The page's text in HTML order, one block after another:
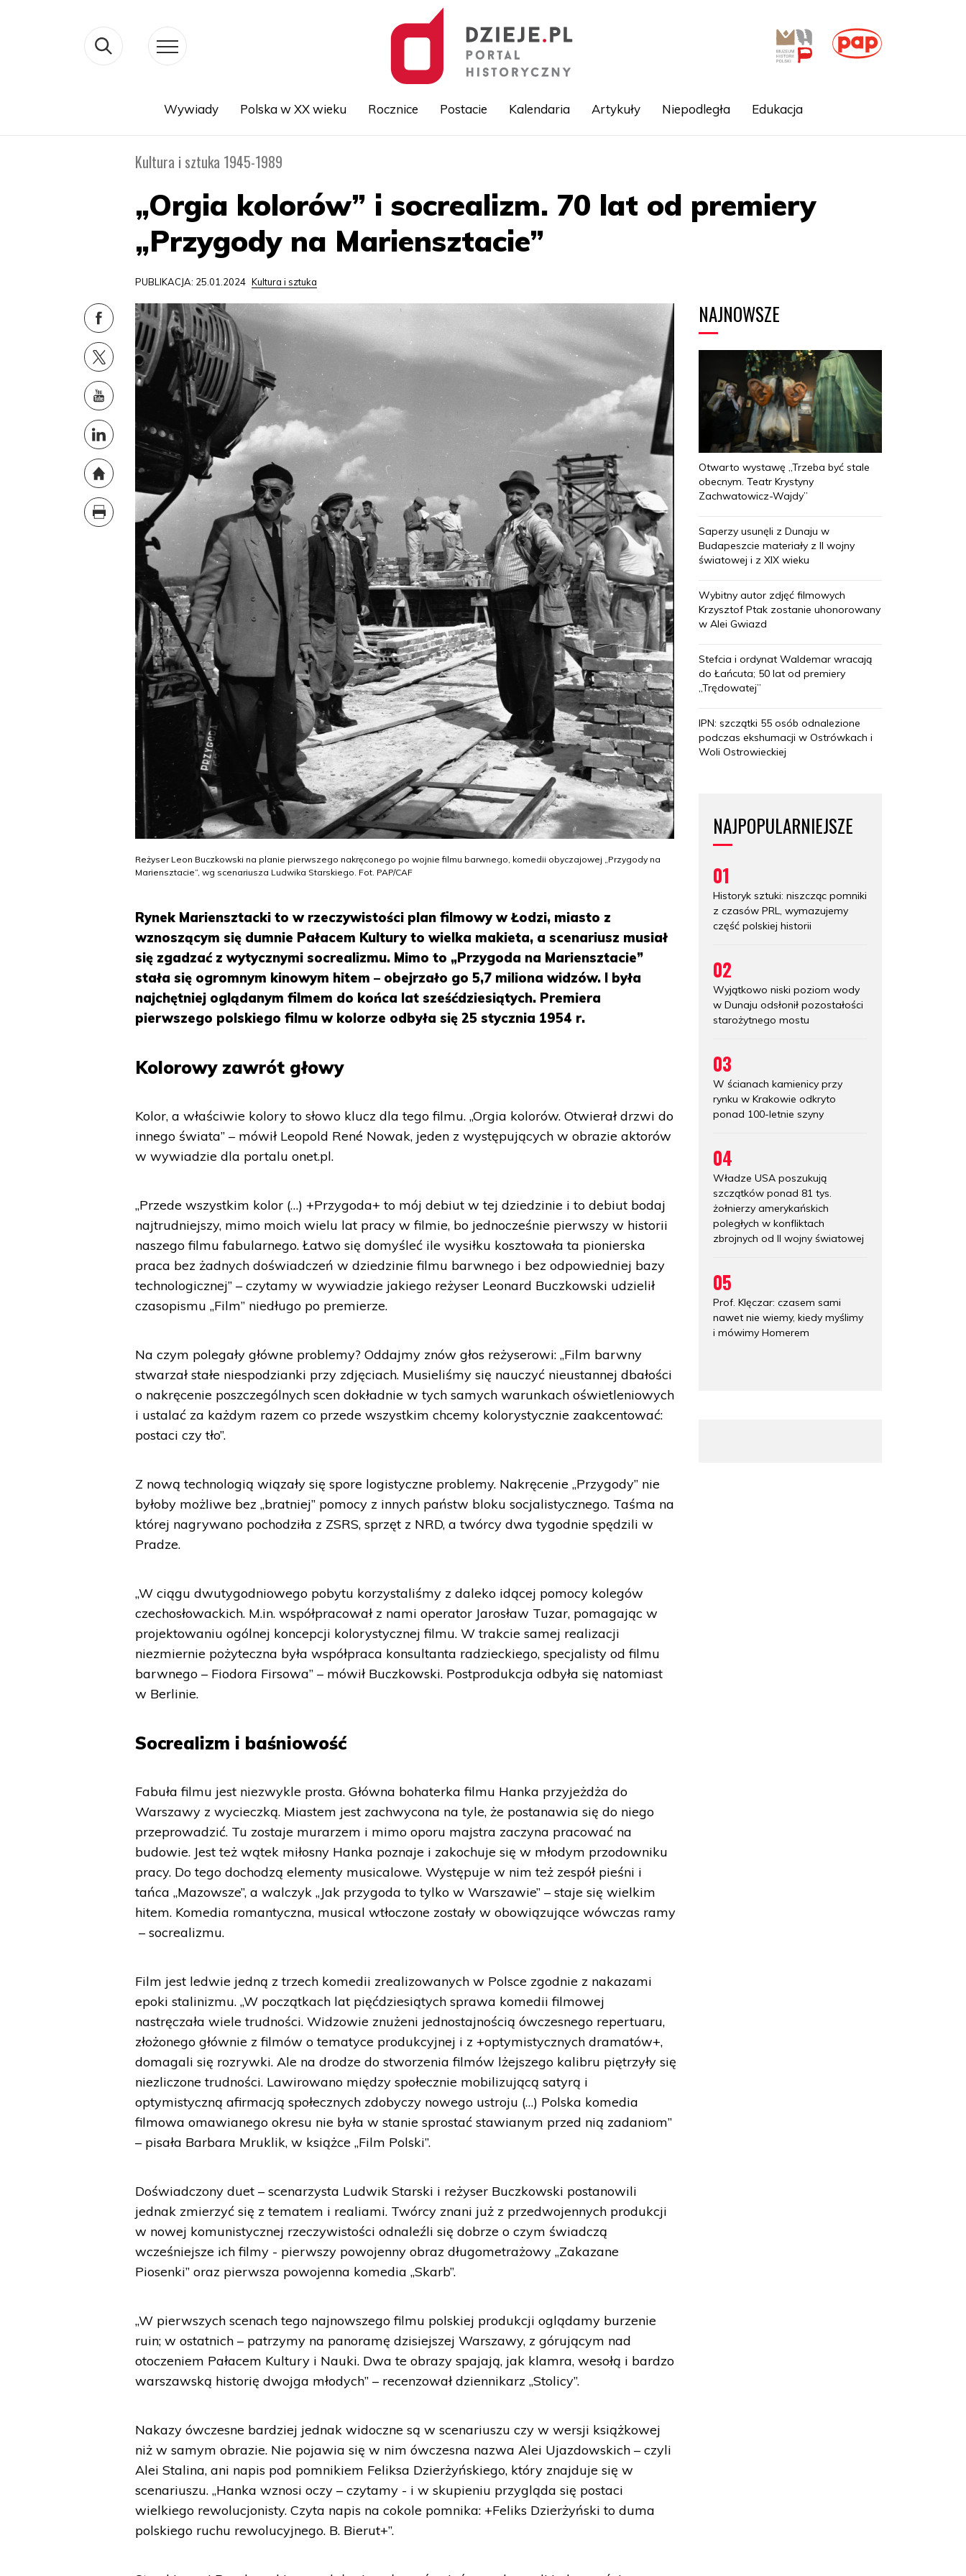
treści
Wywiady Polska w XX wieku Rocznice Postacie Kalendaria Artykuły Niepodległa Edukacja
Kultura i sztuka 1945-1989
„Orgia kolorów” i socrealizm. 70 lat od premiery
„Przygody na Mariensztacie”
PUBLIKACJA: 25.01.2024 Kultura i sztuka
Reżyser Leon Buczkowski na planie pierwszego nakręconego po wojnie filmu barwnego, komedii obyczajowej „Przygody na
Mariensztacie”, wg scenariusza Ludwika Starskiego. Fot. PAP/CAF
Rynek Mariensztacki to w rzeczywistości plan filmowy w Łodzi, miasto z
wznoszącym się dumnie Pałacem Kultury to wielka makieta, a scenariusz musiał
się zgadzać z wytycznymi socrealizmu. Mimo to „Przygoda na Mariensztacie”
stała się ogromnym kinowym hitem – obejrzało go 5,7 miliona widzów. I była
najchętniej oglądanym filmem do końca lat sześćdziesiątych. Premiera
pierwszego polskiego filmu w kolorze odbyła się 25 stycznia 1954 r.
Kolorowy zawrót głowy
Kolor, a właściwie kolory to słowo klucz dla tego filmu. „Orgia kolorów. Otwierał drzwi do
innego świata” – mówił Leopold René Nowak, jeden z występujących w obrazie aktorów
w wywiadzie dla portalu onet.pl.
„Przede wszystkim kolor (…) +Przygoda+ to mój debiut w tej dziedzinie i to debiut bodaj
najtrudniejszy, mimo moich wielu lat pracy w filmie, bo jednocześnie pierwszy w historii
naszego filmu fabularnego. Łatwo się domyśleć ile wysiłku kosztowała ta pionierska
praca bez żadnych doświadczeń w dziedzinie filmu barwnego i bez odpowiedniej bazy
technologicznej” – czytamy w wywiadzie jakiego reżyser Leonard Buczkowski udzielił
czasopismu „Film” niedługo po premierze.
Na czym polegały główne problemy? Oddajmy znów głos reżyserowi: „Film barwny
stwarzał stałe niespodzianki przy zdjęciach. Musieliśmy się nauczyć nieustannej dbałości
o nakręcenie poszczególnych scen dokładnie w tych samych warunkach oświetleniowych
i ustalać za każdym razem co przede wszystkim chcemy kolorystycznie zaakcentować:
postaci czy tło”.
Z nową technologią wiązały się spore logistyczne problemy. Nakręcenie „Przygody” nie
byłoby możliwe bez „bratniej” pomocy z innych państw bloku socjalistycznego. Taśma na
której nagrywano pochodziła z ZSRS, sprzęt z NRD, a twórcy dwa tygodnie spędzili w
Pradze.
„W ciągu dwutygodniowego pobytu korzystaliśmy z daleko idącej pomocy kolegów
czechosłowackich. M.in. współpracował z nami operator Jarosław Tuzar, pomagając w
projektowaniu ogólnej koncepcji kolorystycznej filmu. W trakcie samej realizacji
niezmiernie pożyteczna była współpraca konsultanta radzieckiego, specjalisty od filmu
barwnego – Fiodora Firsowa” – mówił Buczkowski. Postprodukcja odbyła się natomiast
w Berlinie.
Socrealizm i baśniowość
Fabuła filmu jest niezwykle prosta. Główna bohaterka filmu Hanka przyjeżdża do
Warszawy z wycieczką. Miastem jest zachwycona na tyle, że postanawia się do niego
przeprowadzić. Tu zostaje murarzem i mimo oporu majstra zaczyna pracować na
budowie. Jest też wątek miłosny Hanka poznaje i zakochuje się w młodym przodowniku
pracy. Do tego dochodzą elementy musicalowe. Występuje w nim też zespół pieśni i
tańca „Mazowsze”, a walczyk „Jak przygoda to tylko w Warszawie” – staje się wielkim
hitem. Komedia romantyczna, musical wtłoczone zostały w obowiązujące wówczas ramy
– socrealizmu.
Film jest ledwie jedną z trzech komedii zrealizowanych w Polsce zgodnie z nakazami
epoki stalinizmu. „W początkach lat pięćdziesiątych sprawa komedii filmowej
nastręczała wiele trudności. Widzowie znużeni jednostajnością ówczesnego repertuaru,
złożonego głównie z filmów o tematyce produkcyjnej i z +optymistycznych dramatów+,
domagali się rozrywki. Ale na drodze do stworzenia filmów lżejszego kalibru piętrzyły się
niezliczone trudności. Lawirowano między społecznie mobilizującą satyrą i
optymistyczną afirmacją społecznych zdobyczy nowego ustroju (…) Polska komedia
filmowa omawianego okresu nie była w stanie sprostać stawianym przed nią zadaniom”
– pisała Barbara Mruklik, w książce „Film Polski”.
Doświadczony duet – scenarzysta Ludwik Starski i reżyser Buczkowski postanowili
jednak zmierzyć się z tematem i realiami. Twórcy znani już z przedwojennych produkcji
w nowej komunistycznej rzeczywistości odnaleźli się dobrze o czym świadczą
wcześniejsze ich filmy - pierwszy powojenny obraz długometrażowy „Zakazane
Piosenki” oraz pierwsza powojenna komedia „Skarb”.
„W pierwszych scenach tego najnowszego filmu polskiej produkcji oglądamy burzenie
ruin; w ostatnich – patrzymy na panoramę dzisiejszej Warszawy, z górującym nad
otoczeniem Pałacem Kultury i Nauki. Dwa te obrazy spajają, jak klamra, wesołą i bardzo
warszawską historię dwojga młodych” – recenzował dziennikarz „Stolicy”.
Nakazy ówczesne bardziej jednak widoczne są w scenariuszu czy w wersji książkowej
niż w samym obrazie. Nie pojawia się w nim ówczesna nazwa Alei Ujazdowskich – czyli
Alei Stalina, ani napis pod pomnikiem Feliksa Dzierżyńskiego, który znajduje się w
scenariuszu. „Hanka wznosi oczy – czytamy - i w skupieniu przygląda się postaci
wielkiego rewolucjonisty. Czyta napis na cokole pomnika: +Feliks Dzierżyński to duma
polskiego ruchu rewolucyjnego. B. Bierut+”.
NAJNOWSZE
Otwarto wystawę „Trzeba być stale
obecnym. Teatr Krystyny
Zachwatowicz-Wajdy”
Saperzy usunęli z Dunaju w
Budapeszcie materiały z II wojny
światowej i z XIX wieku
Wybitny autor zdjęć filmowych
Krzysztof Ptak zostanie uhonorowany
w Alei Gwiazd
Stefcia i ordynat Waldemar wracają
do Łańcuta; 50 lat od premiery
„Trędowatej”
IPN: szczątki 55 osób odnalezione
podczas ekshumacji w Ostrówkach i
Woli Ostrowieckiej
NAJPOPULARNIEJSZE
01
Historyk sztuki: niszcząc pomniki
z czasów PRL, wymazujemy
część polskiej historii
02
Wyjątkowo niski poziom wody
w Dunaju odsłonił pozostałości
starożytnego mostu
03
W ścianach kamienicy przy
rynku w Krakowie odkryto
ponad 100-letnie szyny
04
Władze USA poszukują
szczątków ponad 81 tys.
żołnierzy amerykańskich
poległych w konfliktach
zbrojnych od II wojny światowej
05
Prof. Klęczar: czasem sami
nawet nie wiemy, kiedy myślimy
i mówimy Homerem